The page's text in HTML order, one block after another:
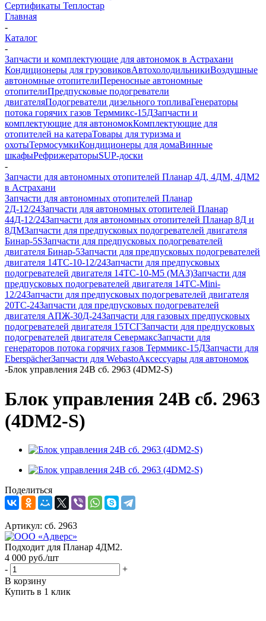
Сертификаты Теплостар
Главная
-
Каталог
-
Запчасти и комплектующие для автономок в Астрахани
Кондиционеры для грузовиковАвтохолодильникиВоздушные
автономные отопителиПереносные автономные
отопителиПредпусковые подогреватели
двигателяПодогреватели дизельного топливаГенераторы
потока горячих газов Терммикс-15ДЗапчасти и
комплектующие для автономокКомплектующие для
отопителей на катераТовары для туризма и
охотыТермосумкиКондиционеры для домаВинные
шкафыРефрижераторыSUP-доски
-
Запчасти для автономных отопителей Планар 4Д, 4ДМ, 4ДМ2
в Астрахани
Запчасти для автономных отопителей Планар
2Д-12/24Запчасти для автономных отопителей Планар
44Д-12/24Запчасти для автономных отопителей Планар 8Д и
8ДМЗапчасти для предпусковых подогревателей двигателя
Бинар-5SЗапчасти для предпусковых подогревателей
двигателя Бинар-5Запчасти для предпусковых подогревателей
двигателя 14ТС-10-12/24Запчасти для предпусковых
подогревателей двигателя 14ТС-10-М5 (МАЗ)Запчасти для
предпусковых подогревателей двигателя 14ТС-Mini-
12/24Запчасти для предпусковых подогревателей двигателя
20ТС-24Запчасти для предпусковых подогревателей
двигателя АПЖ-30Д-24Запчасти для газовых предпусковых
подогревателей двигателя 15ТСГЗапчасти для предпусковых
подогревателей двигателя СевермаксЗапчасти для
генераторов потока горячих газов Терммикс-15ДЗапчасти для
EberspächerЗапчасти для WebastoАксессуары для автономок
-Блок управления 24В сб. 2963 (4DМ2-S)
Блок управления 24В сб. 2963
(4DМ2-S)
Поделиться
Артикул: сб. 2963
Подходит для Планар 4ДМ2.
4 000 руб./шт
-
+
В корзину
Купить в 1 клик